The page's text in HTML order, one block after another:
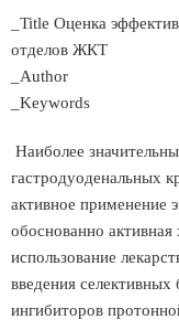
_Title Оценка
отделов ЖКТ
_Author
_Keywords
Наиболее
гастродуоденальных
активное применение
обоснованно активная
использование
введения
ингибиторов